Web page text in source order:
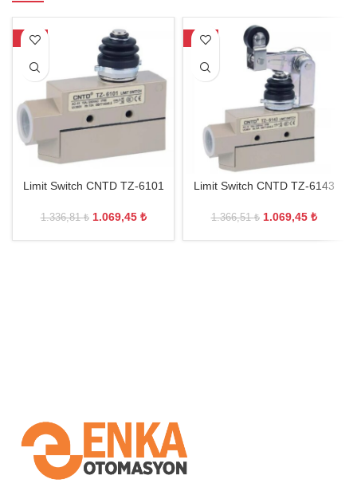
-20%
Limit Switch CNTD TZ-6101
1.336,81₺ 1.069,45 ₺
-22%
Limit Switch CNTD TZ-6143
1.366,51₺ 1.069,45 ₺